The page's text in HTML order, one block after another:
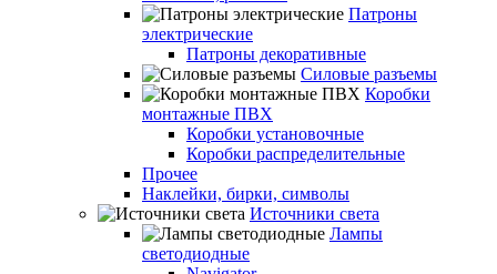
Патроны
электрические
Патроны декоративные
Силовые разъемы
Коробки
монтажные ПВХ
Коробки установочные
Коробки распределительные
Прочее
Наклейки, бирки, символы
Источники света
Лампы
светодиодные